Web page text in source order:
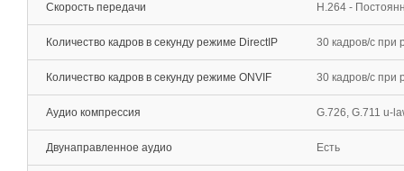
Скорость передачи H.264 -
Количество кадров в секунду режиме DirectIP 30 кадров/с при
Количество кадров в секунду режиме ONVIF 30 кадров/c при
Аудио компрессия G.726, G.711 u-
Двунаправленное аудио Есть